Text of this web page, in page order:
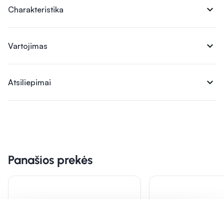
Charakteristika expand_more
Vartojimas expand_more
Atsiliepimai expand_more
Panašios prekės